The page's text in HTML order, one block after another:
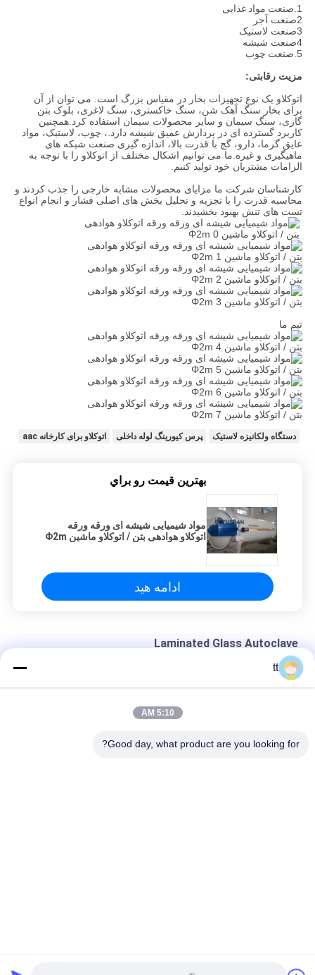
1. صنعت مواد غذایی
2صنعت آجر
3صنعت لاستیک
4صنعت شیشه
5. صنعت چوب
مزیت رقابتی:
اتوکلاو یک نوع تجهیزات بخار در مقیاس بزرگ است. می توان از آن
برای بخار سنگ آهک شن، سنگ خاکستری، سنگ لاغری، بلوک بتن
گازی، سنگ سیمان و سایر محصولات سیمان استفاده کرد.همچنین
کاربرد گسترده ای در پردازش عمیق شیشه دارد.، چوب، لاستیک، مواد
عایق گرما، دارو، گچ با قدرت بالا، اندازه گیری صنعت شبکه های
ماهیگیری و غیره.ما می توانیم اشکال مختلف از اتوکلاو را با توجه به
الزامات مشتریان خود تولید کنیم.
کارشناسان شرکت ما مزایای محصولات مشابه خارجی را جذب کردند و
محاسبه قدرت را با تجزیه و تحلیل بخش های اصلی فشار و انجام انواع
تست های تنش بهبود بخشیدند.
تیم ما
دستگاه ولکانیزه لاستیک پرس کیورینگ لوله داخلی اتوکلاو برای کارخانه aac
بهترين قيمت رو براي
مواد شیمیایی شیشه ای ورقه ورقه
اتوکلاو هوادهی بتن / اتوکلاو ماشین Φ2m
ادامه هید
Laminated Glass Autoclave
به طور کامل کنترل شیشه ای ورقه ورقه اتوکلاو با PLC
tt
5:10 AM
Good day, what product are you looking for?